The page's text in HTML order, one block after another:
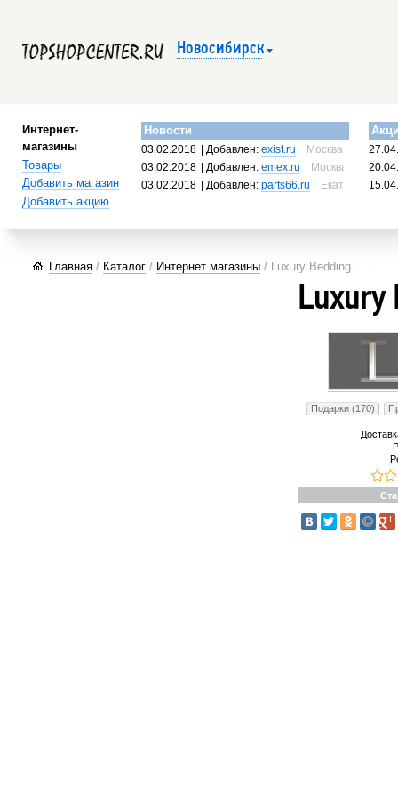
Новосибирск
Интернет-
магазины
Товары
Добавить магазин
Добавить акцию
Новости
03.02.2018 | Добавлен:exist.ru
Москва, Россия
03.02.2018
| Добавлен:emex.ru
Москва, Россия
03.02.2018
| Добавлен:parts66.ru Екатеринбург,
Главная / Каталог / Интернет магазины / Luxury Bedding
Luxury
Подарки (170)